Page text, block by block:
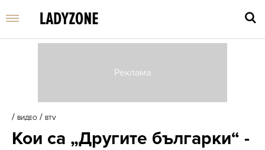
и
/ ВИДЕО / BTV
Кои са „Другите българки“ -